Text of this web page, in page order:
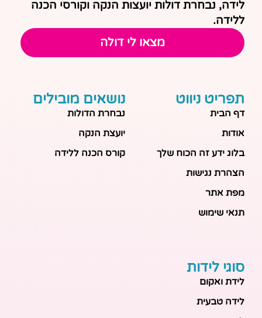
לידה, נבחרת דולות יועצות הנקה וקורסי הכנה
ללידה.
מצאו לי דולה
תפריט ניווט
דף הבית
אודות
בלוג ידע זה הכוח שלך
הצהרת נגישות
מפת אתר
תנאי שימוש
נושאים מובילים
נבחרת הדולות
יועצת הנקה
קורס הכנה ללידה
סוגי לידות
לידת ואקום
לידה טבעית